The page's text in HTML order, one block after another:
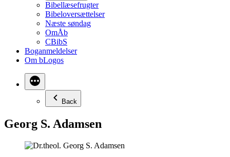
Bibellæsefrugter
Bibeloversættelser
Næste søndag
OmÅb
CBibS
Boganmeldelser
Om bLogos
Back
Georg S. Adamsen